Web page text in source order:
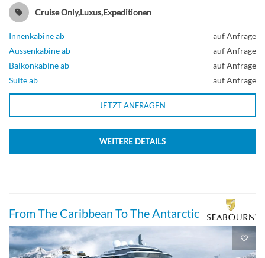
Cruise Only,Luxus,Expeditionen
Innenkabine ab
auf Anfrage
Aussenkabine ab
auf Anfrage
Balkonkabine ab
auf Anfrage
Suite ab
auf Anfrage
JETZT ANFRAGEN
WEITERE DETAILS
From The Caribbean To The Antarctic